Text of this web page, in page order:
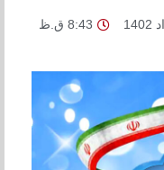
8:43 ق.ظ